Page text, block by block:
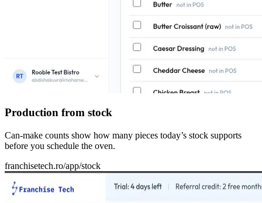
Production from stock
Can-make counts show how many pieces today’s stock supports
before you schedule the oven.
franchisetech.ro/app/stock